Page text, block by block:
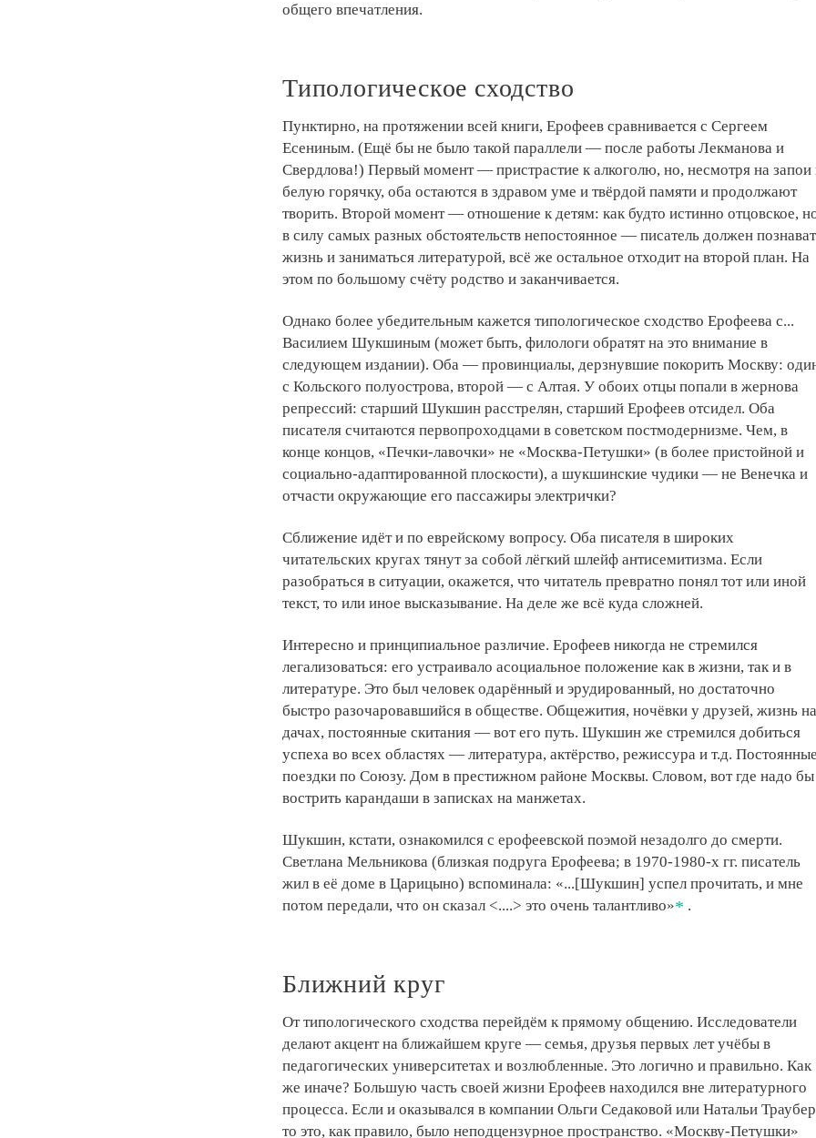
общего впечатления.
Типологическое сходство
Пунктирно, на протяжении всей книги, Ерофеев сравнивается с Сергеем
Есениным. (Ещё бы не было такой параллели — после работы Лекманова и
Свердлова!) Первый момент — пристрастие к алкоголю, но, несмотря на запои
белую горячку, оба остаются в здравом уме и твёрдой памяти и продолжают
творить. Второй момент — отношение к детям: как будто истинно отцовское,
в силу самых разных обстоятельств непостоянное — писатель должен
жизнь и заниматься литературой, всё же остальное отходит на второй план. На
этом по большому счёту родство и заканчивается.
Однако более убедительным кажется типологическое сходство Ерофеева с...
Василием Шукшиным (может быть, филологи обратят на это внимание в
следующем издании). Оба — провинциалы, дерзнувшие покорить Москву:
с Кольского полуострова, второй — с Алтая. У обоих отцы попали в жернова
репрессий: старший Шукшин расстрелян, старший Ерофеев отсидел. Оба
писателя считаются первопроходцами в советском постмодернизме. Чем, в
конце концов, «Печки-лавочки» не «Москва-Петушки» (в более пристойной и
социально-адаптированной плоскости), а шукшинские чудики — не Венечка и
отчасти окружающие его пассажиры электрички?
Сближение идёт и по еврейскому вопросу. Оба писателя в широких
читательских кругах тянут за собой лёгкий шлейф антисемитизма. Если
разобраться в ситуации, окажется, что читатель превратно понял тот или иной
текст, то или иное высказывание. На деле же всё куда сложней.
Интересно и принципиальное различие. Ерофеев никогда не стремился
легализоваться: его устраивало асоциальное положение как в жизни, так и в
литературе. Это был человек одарённый и эрудированный, но достаточно
быстро разочаровавшийся в обществе. Общежития, ночёвки у друзей, жизнь на
дачах, постоянные скитания — вот его путь. Шукшин же стремился добиться
успеха во всех областях — литература, актёрство, режиссура и т.д.
поездки по Союзу. Дом в престижном районе Москвы. Словом, вот где надо бы
вострить карандаши в записках на манжетах.
Шукшин, кстати, ознакомился с ерофеевской поэмой незадолго до смерти.
Светлана Мельникова (близкая подруга Ерофеева; в 1970-1980-х гг. писатель
жил в её доме в Царицыно) вспоминала: «...[Шукшин] успел прочитать, и мне
потом передали, что он сказал <....> это очень талантливо» .
Ближний круг
От типологического сходства перейдём к прямому общению. Исследователи
делают акцент на ближайшем круге — семья, друзья первых лет учёбы в
педагогических университетах и возлюбленные. Это логично и правильно. Как
же иначе? Большую часть своей жизни Ерофеев находился вне литературного
процесса. Если и оказывался в компании Ольги Седаковой или Натальи
то это, как правило, было неподцензурное пространство. «Москву-Петушки»